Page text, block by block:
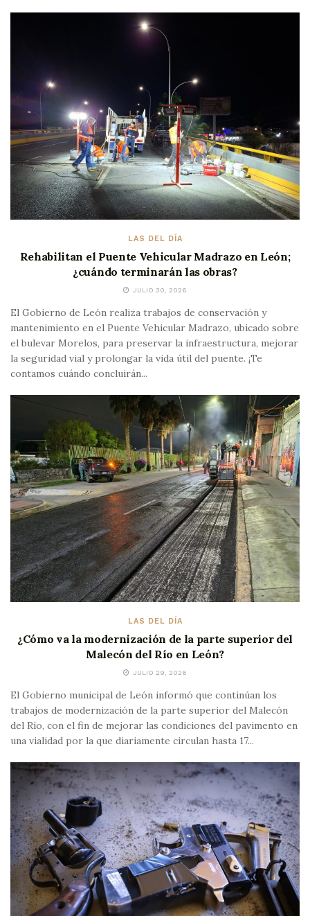
LAS DEL DÍA
Rehabilitan el Puente Vehicular Madrazo en León;
¿cuándo terminarán las obras?
JULIO 30, 2026
El Gobierno de León realiza trabajos de conservación y
mantenimiento en el Puente Vehicular Madrazo, ubicado sobre
el bulevar Morelos, para preservar la infraestructura, mejorar
la seguridad vial y prolongar la vida útil del puente. ¡Te
contamos cuándo concluirán...
LAS DEL DÍA
¿Cómo va la modernización de la parte superior del
Malecón del Río en León?
JULIO 29, 2026
El Gobierno municipal de León informó que continúan los
trabajos de modernización de la parte superior del Malecón
del Río, con el fin de mejorar las condiciones del pavimento en
una vialidad por la que diariamente circulan hasta 17...